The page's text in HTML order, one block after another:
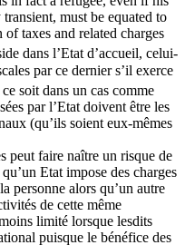
must be equated to
taxes and related charges
dans l’Etat d’accueil, celui-
par ce dernier s’il exerce
soit dans un cas comme
par l’Etat doivent être les
(qu’ils soient eux-mêmes
peut faire naître un risque de
Etat impose des charges
personne alors qu’un autre
de cette même
limité lorsque lesdits
puisque le bénéfice des